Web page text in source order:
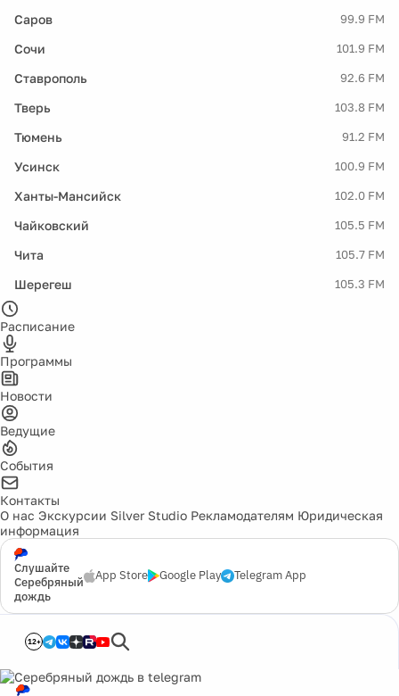
Саров 99.9 FM
Сочи 101.9 FM
Ставрополь 92.6 FM
Тверь 103.8 FM
Тюмень 91.2 FM
Усинск 100.9 FM
Ханты-Мансийск 102.0 FM
Чайковский 105.5 FM
Чита 105.7 FM
Шерегеш 105.3 FM
Расписание
Программы
Новости
Ведущие
События
Контакты
О нас Экскурсии Silver Studio Рекламодателям Юридическая
информация
Слушайте
Серебряный
дождь
App Store Google Play Telegram App
12+